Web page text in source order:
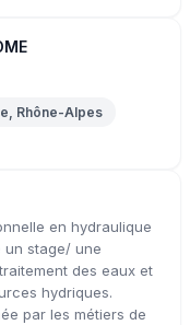
Rhône-Alpes
en hydraulique
un stage/ une
des eaux et
hydriques.
par les métiers de